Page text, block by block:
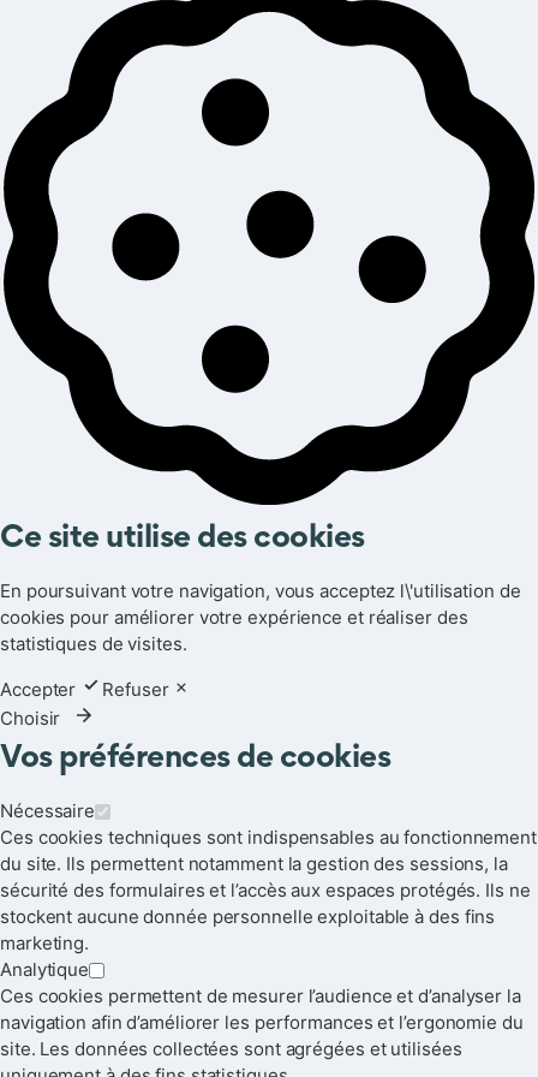
Ce site utilise des cookies
En poursuivant votre navigation, vous acceptez l\'utilisation de
cookies pour améliorer votre expérience et réaliser des
statistiques de visites.
Accepter
Refuser
Choisir
Vos préférences de cookies
Nécessaire
Ces cookies techniques sont indispensables au fonctionnement
du site. Ils permettent notamment la gestion des sessions, la
sécurité des formulaires et l’accès aux espaces protégés. Ils ne
stockent aucune donnée personnelle exploitable à des fins
marketing.
Analytique
Ces cookies permettent de mesurer l’audience et d’analyser la
navigation afin d’améliorer les performances et l’ergonomie du
site. Les données collectées sont agrégées et utilisées